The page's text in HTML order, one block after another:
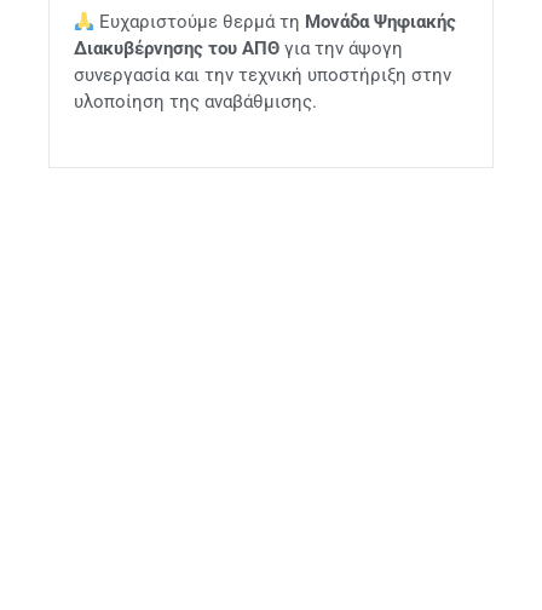
Ευχαριστούμε θερμά τη Μονάδα Ψηφιακής
Διακυβέρνησης του ΑΠΘ για την άψογη
συνεργασία και την τεχνική υποστήριξη στην
υλοποίηση της αναβάθμισης.